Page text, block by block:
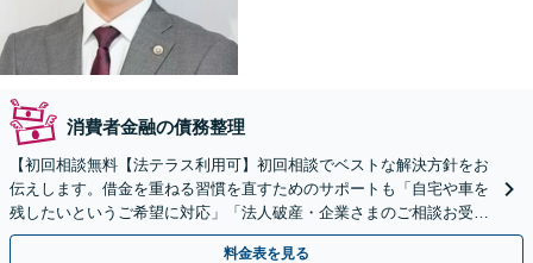
消費者金融の債務整理
【初回相談無料【法テラス利用可】初回相談でベストな解決方針をお
伝えします。借金を重ねる習慣を直すためのサポートも「自宅や車を
残したいというご希望に対応」「法人破産・企業さまのご相談お受け
します」
料金表を見る